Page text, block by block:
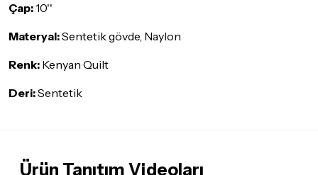
Çap:10''
Materyal:Sentetik gövde, Naylon
Renk: Kenyan Quilt
Deri:Sentetik
Ürün Tanıtım Videoları